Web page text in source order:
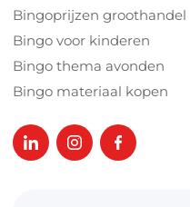
Bingoprijzen groothandel
Bingo voor kinderen
Bingo thema avonden
Bingo materiaal kopen